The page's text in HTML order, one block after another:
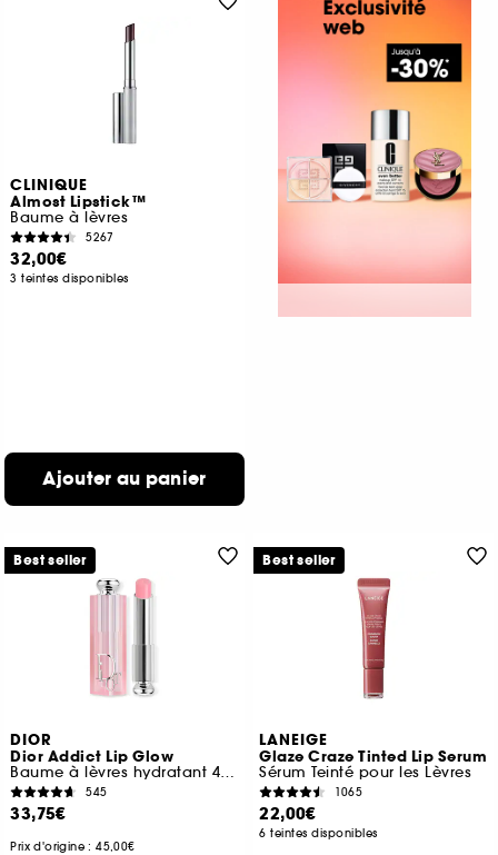
CLINIQUE
Almost Lipstick™
Baume à lèvres
5267
32,00€
3 teintes disponibles
Ajouter au panier
DIOR
Dior Addict Lip Glow
Baume à lèvres hydratant 48 h, couleur activée par le pH
545
33,75€
Prix d'origine : 45,00€
Best seller
LANEIGE
Glaze Craze Tinted Lip Serum
Sérum Teinté pour les Lèvres
1065
22,00€
6 teintes disponibles
Best seller